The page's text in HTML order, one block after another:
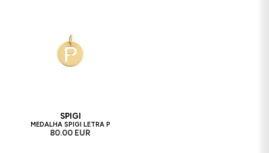
SPIGI
MEDALHA SPIGI LETRA P
80.00 EUR